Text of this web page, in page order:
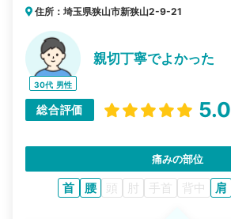
住所：埼玉県狭山市新狭山2-9-21
30代 男性
親切丁寧でよかった
総合評価 5.0
痛みの部位
首 腰 頭 肘 手首 背中 肩